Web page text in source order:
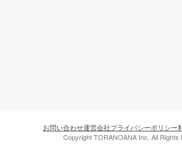
お問い合わせ運営会社プライバシーポリシー
Copyright TORANOANA Inc, All Rights